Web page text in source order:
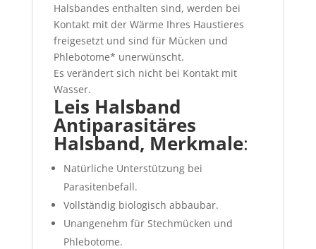
Halsbandes enthalten sind, werden bei
Kontakt mit der Wärme Ihres Haustieres
freigesetzt und sind für Mücken und
Phlebotome* unerwünscht.
Es verändert sich nicht bei Kontakt mit
Wasser.
Leis Halsband
Antiparasitäres
Halsband, Merkmale:
Natürliche Unterstützung bei
Parasitenbefall.
Vollständig biologisch abbaubar.
Unangenehm für Stechmücken und
Phlebotome.